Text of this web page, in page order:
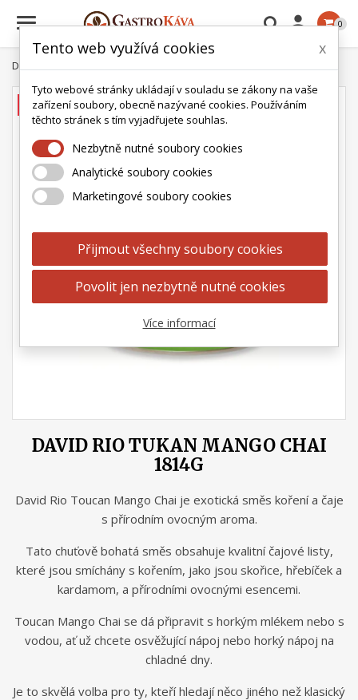
 0
Domů
AKCE
DAVID RIO TUKAN MANGO CHAI
1814G
David Rio Toucan Mango Chai je exotická směs koření a čaje
s přírodním ovocným aroma.
Tato chuťově bohatá směs obsahuje kvalitní čajové listy,
které jsou smíchány s kořením, jako jsou skořice, hřebíček a
kardamom, a přírodními ovocnými esencemi.
Toucan Mango Chai se dá připravit s horkým mlékem nebo s
vodou, ať už chcete osvěžující nápoj nebo horký nápoj na
chladné dny.
Je to skvělá volba pro ty, kteří hledají něco jiného než klasický
Tento web využívá cookies x
Tyto webové stránky ukládají v souladu se zákony na vaše
zařízení soubory, obecně nazývané cookies. Používáním
těchto stránek s tím vyjadřujete souhlas.
Nezbytně nutné soubory cookies
Analytické soubory cookies
Marketingové soubory cookies
Přijmout všechny soubory cookies
Povolit jen nezbytně nutné cookies
Více informací